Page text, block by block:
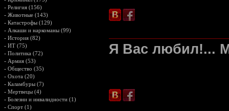
- Религия (156)
- Животные (143)
- Катастрофы (129)
- Алкаши и наркоманы (99)
- История (82)
- ИТ (75)
- Политика (72)
- Армия (53)
- Общество (35)
- Охота (20)
- Каламбуры (7)
- Мертвецы (4)
- Болезни и инвалидности (1)
- Спорт (1)
Я Вас любил!...